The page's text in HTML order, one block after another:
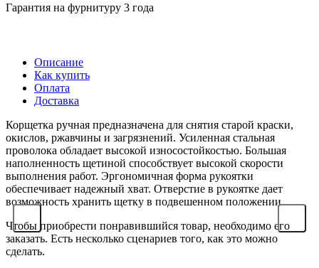
Гарантия на фурнитуру 3 года
Описание
Как купить
Оплата
Доставка
Корщетка ручная предназначена для снятия старой краски,
окислов, ржавчины и загрязнений. Усиленная стальная
проволока обладает высокой износостойкостью. Большая
наполненность щетиной способствует высокой скорости
выполнения работ. Эргономичная форма рукоятки
обеспечивает надежный хват. Отверстие в рукоятке дает
возможность хранить щетку в подвешенном положении.
Чтобы приобрести понравившийся товар, необходимо его
заказать. Есть несколько сценариев того, как это можно
сделать.